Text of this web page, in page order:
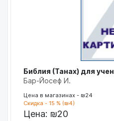
Библия (Танах) для
Бар-Йосеф И.
Цена в магазинах - ₪24
Скидка - 15 % (₪4)
Цена: ₪20